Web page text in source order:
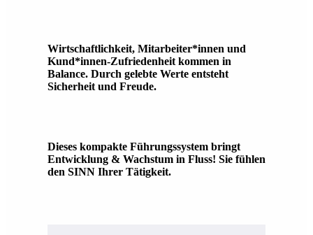
Wirtschaftlichkeit, Mitarbeiter*innen und
Kund*innen-Zufriedenheit kommen in
Balance. Durch gelebte Werte entsteht
Sicherheit und Freude.
Dieses kompakte Führungssystem bringt
Entwicklung & Wachstum in Fluss! Sie fühlen
den SINN Ihrer Tätigkeit.